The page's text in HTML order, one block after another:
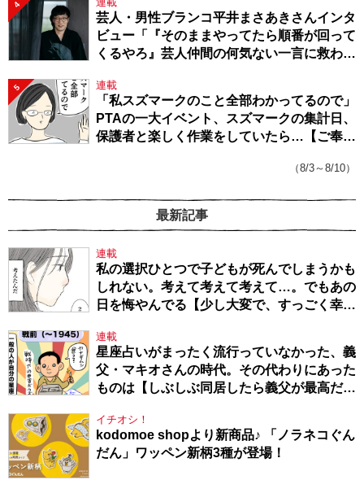
4
芸人・男性ブランコ平井まさあきさんインタ
ビュー「『そのままやってたら順番が回って
くるやろ』芸人仲間の何気ない一言に救われ
5 連載
「私スズマークのこと全部わかってるので」
PTAの一大イベント、スズマークの集計日、
保護者と楽しく作業をしていたら…【ご奉仕
（8/3～8/10）
最新記事
連載
私の選択ひとつで子どもが死んでしまうかも
しれない。考えて考えて考えて…。でもあの
日を悔やんでる【少し大変で、すっごく幸せ
～・54】
連載
星座占いがまったく流行っていなかった、義
父・マキオさんの時代。その代わりにあった
ものは【しぶしぶ同居したら義父が最高だっ
イチオシ！
kodomoe shopより新商品♪ 「ノラネコぐん
だん」ワッペン新柄3種が登場！